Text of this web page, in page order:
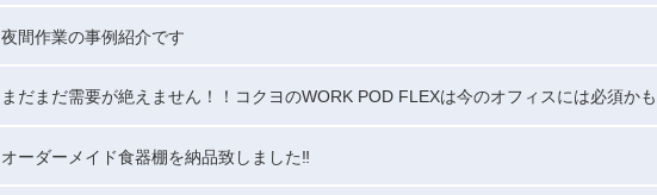
夜間作業の事例紹介です
まだまだ需要が絶えません！！コクヨのWORK POD FLEXは今のオフィスには必須か
オーダーメイド食器棚を納品致しました‼